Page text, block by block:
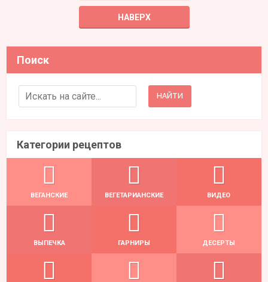
НАВЕРХ
Поиск
Search for:
Категории рецептов
ВЕГАНСКИЕ ВЕГЕТАРИАНСКИЕ ВИДЕО
ВЫПЕЧКА ГАРНИРЫ ДЕСЕРТЫ